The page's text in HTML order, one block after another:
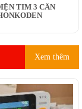
TIM 3 CẦN
Xem thêm